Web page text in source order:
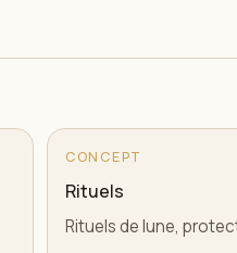
CONCEPT
Rituels
Rituels de lune,